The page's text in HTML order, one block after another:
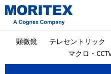
顕微鏡 テレセントリック
マクロ・